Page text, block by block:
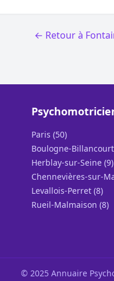
← Retour à
Paris (50)
Boulogne-
Herblay-sur-Seine (9)
Chennevières-sur-
Levallois-Perret (8)
Rueil-Malmaison (8)
© 2025 Annuaire